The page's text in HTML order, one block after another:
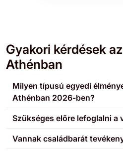
Gyakori kérdések az
Athénban
Milyen típusú egyedi
Athénban 2026-ben?
Szükséges előre lefoglalni a
Vannak családbarát